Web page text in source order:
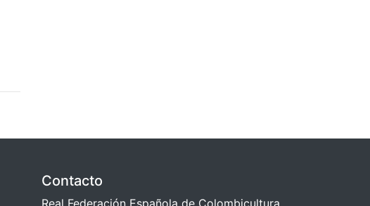
Contacto
Real Federación Española de Colombicultura